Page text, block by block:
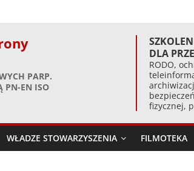
PARP.
PN-EN ISO
DLA
RODO,
fizycznej,
WŁADZE STOWARZYSZENIA FILMOTEKA